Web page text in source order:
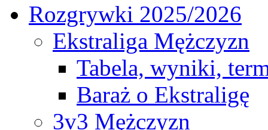
Rozgrywki 2025/2026
Ekstraliga Mężczyzn
Tabela, wyniki,
Baraż o Ekstraligę
3v3 Mężczyzn